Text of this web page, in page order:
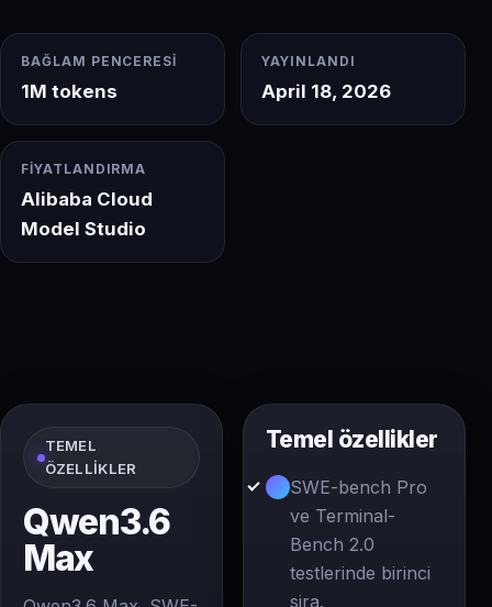
BAĞLAM PENCERESI
1M tokens
YAYINLANDI
April 18, 2026
FIYATLANDIRMA
Alibaba Cloud
Model Studio
TEMEL
ÖZELLIKLER
Qwen3.6
Max
Temel özellikler
SWE-bench Pro
ve Terminal-
Bench 2.0
testlerinde birinci
sira.